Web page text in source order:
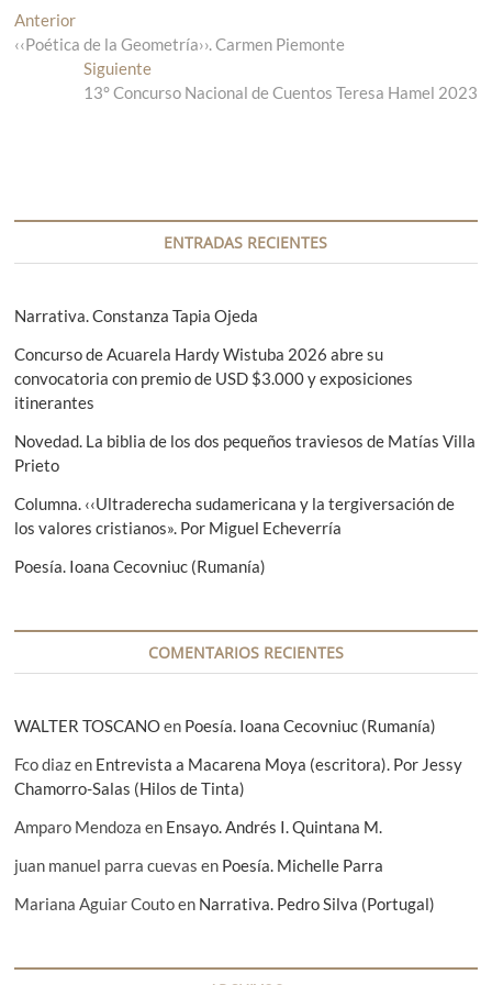
N
a
i
ó
n
d
e
e
n
t
r
d
Anterior
n
e
i
r
:
‹‹Poética de la Geometría››. Carmen Piemonte
SiguienteE
n
i
u
e
n
e
13° Concurso Nacional de Cuentos Teresa Hamel 2023
ENTRADAS RECIENTES
Narrativa. Constanza Tapia Ojeda
Concurso de Acuarela Hardy Wistuba 2026 abre su
convocatoria con premio de USD $3.000 y exposiciones
itinerantes
Novedad. La biblia de los dos pequeños traviesos de Matías Villa
Prieto
Columna. ‹‹Ultraderecha sudamericana y la tergiversación de
los valores cristianos». Por Miguel Echeverría
Poesía. Ioana Cecovniuc (Rumanía)
COMENTARIOS RECIENTES
WALTER TOSCANOen Poesía. Ioana Cecovniuc (Rumanía)
Fco diazen Entrevista a Macarena Moya (escritora). Por Jessy
Chamorro-Salas (Hilos de Tinta)
Amparo Mendoza en Ensayo. Andrés I. Quintana M.
juan manuel parra cuevas en Poesía. Michelle Parra
Mariana Aguiar Coutoen Narrativa. Pedro Silva (Portugal)